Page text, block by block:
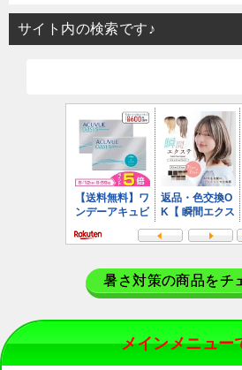
サイト内の検索です♪
暑さ対策の商品をチ
メインメニュー